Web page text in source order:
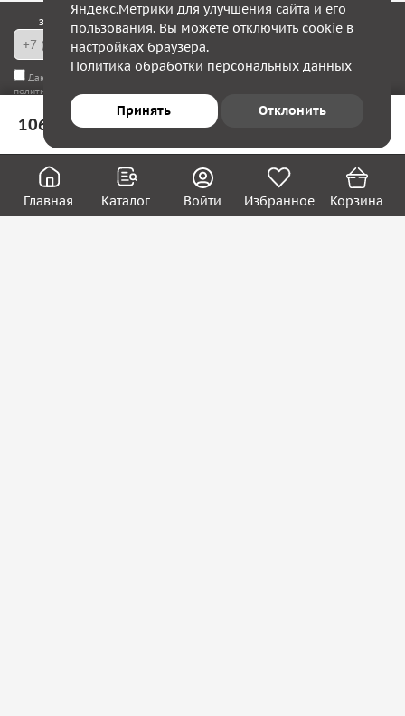
Главная Каталог Избранное
Войти Корзина
106 ₽
Закажите обратный звонок — в течение 10 минут мы с Вами свяжемся!
Даю согласие на обработку моих персональных данных
политикой конфиденциальности
Юридическим лицам
Акции
Вакансии
Контакты
Яндекс.Метрики для улучшения сайта и его
пользования. Вы можете отключить cookie в
настройках браузера.
Политика обработки персональных данных
Принять Отклонить